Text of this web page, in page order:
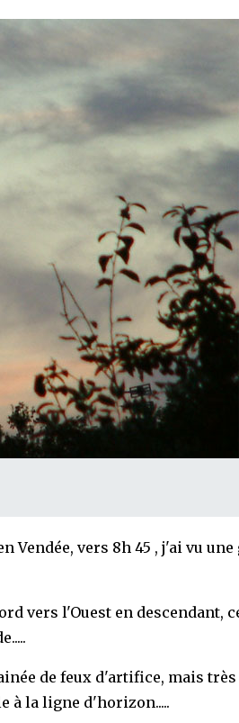
Vendée, vers 8h 45 , j'ai vu
vers l'Ouest en descendant,
de feux d'artifice, mais
à la ligne d'horizon.....